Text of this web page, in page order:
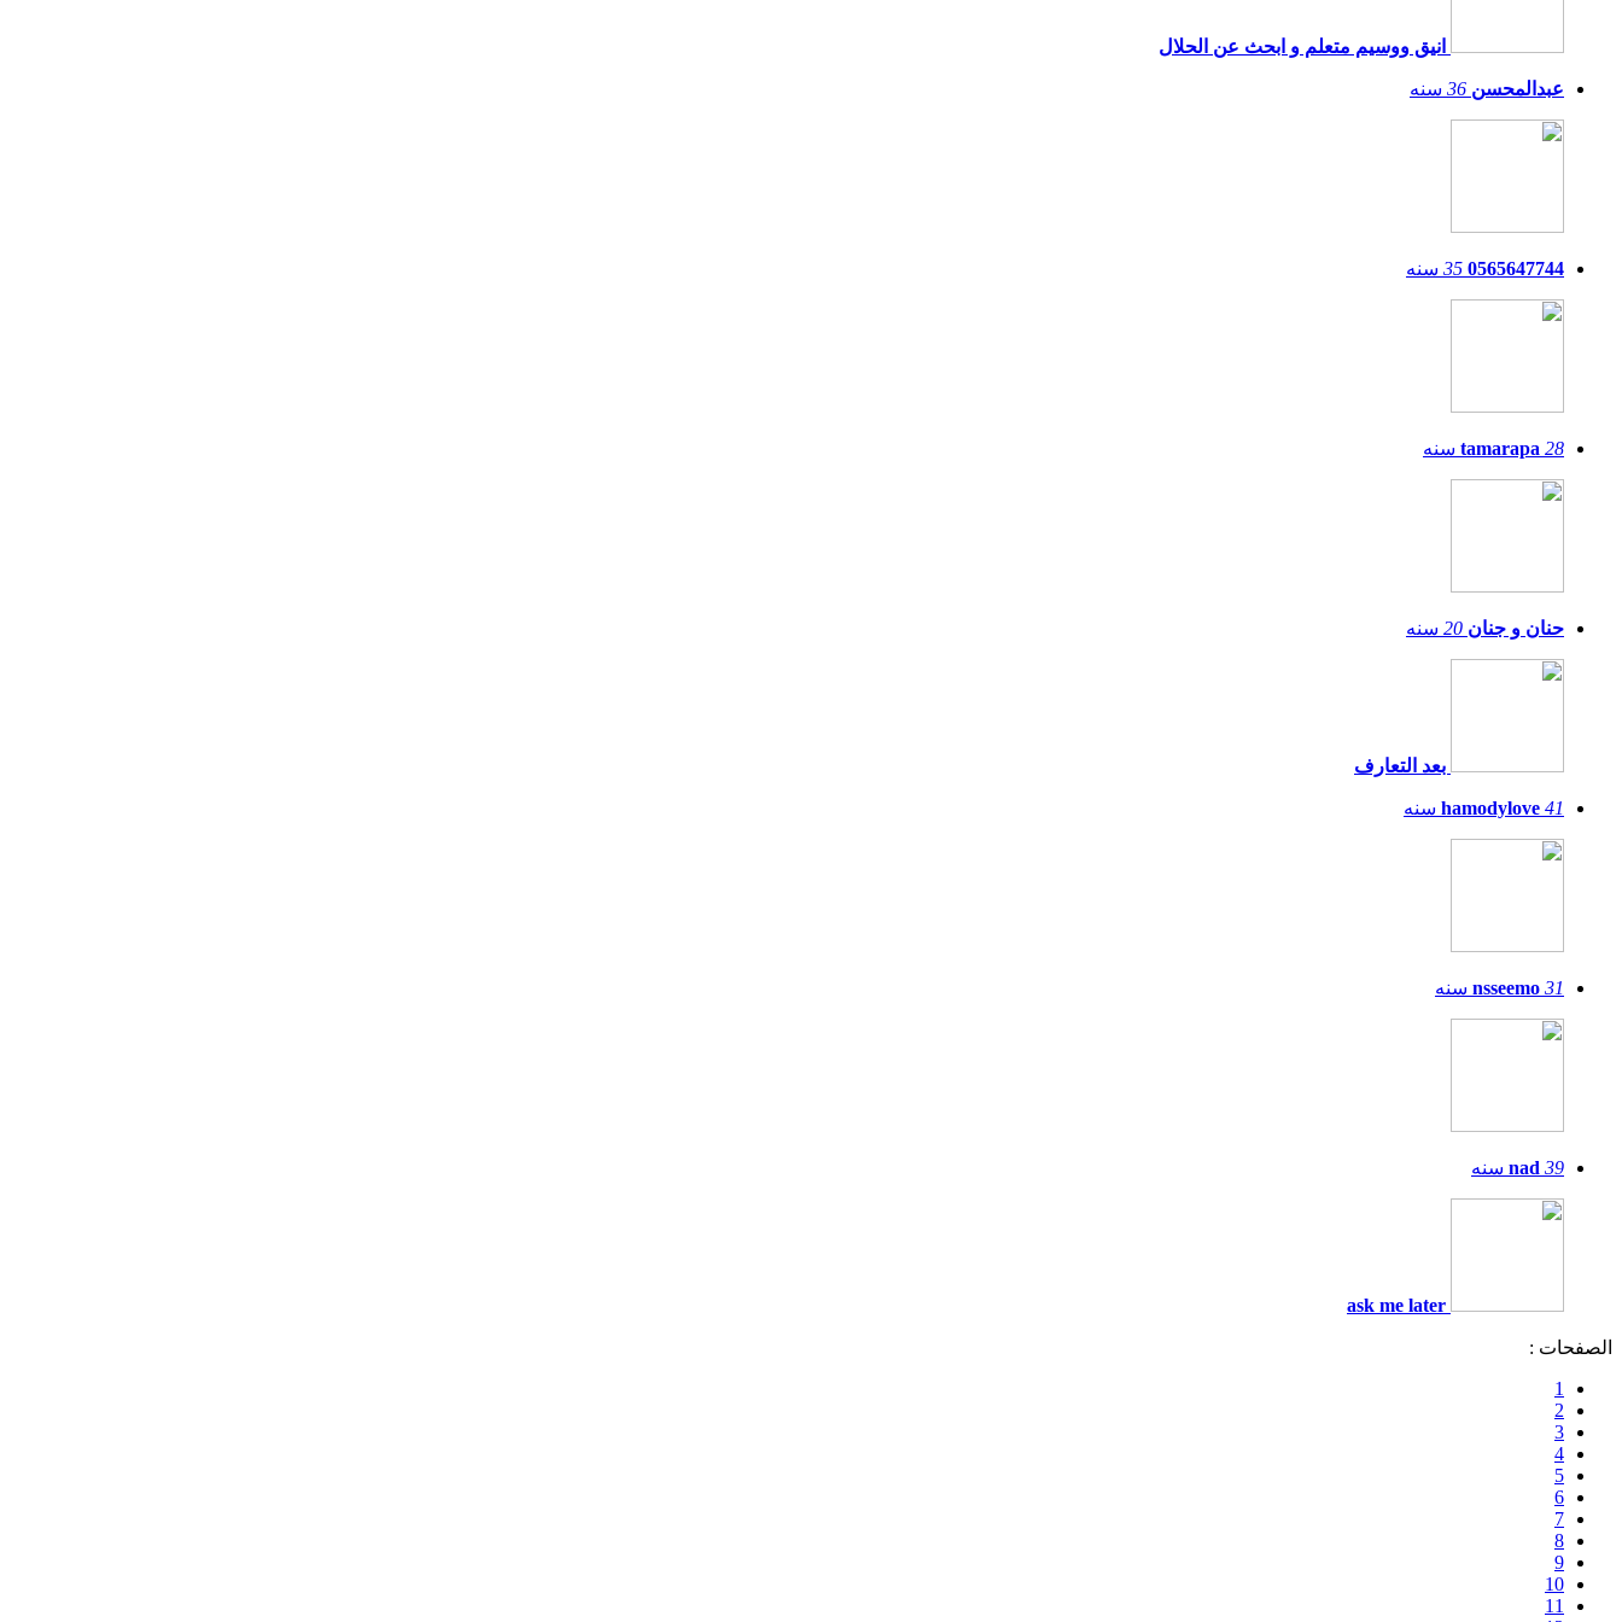
انيق ووسيم متعلم و ابحث عن الحلال
عبدالمحسن 36 سنه
0565647744
35 سنه
tamarapa 28 سنه
حنان و جنان 20 سنه
بعد التعارف
hamodylove 41 سنه
nsseemo 31 سنه
nad 39 سنه
الصفحات :
1
2
3
4
5
6
7
8
9
10
11